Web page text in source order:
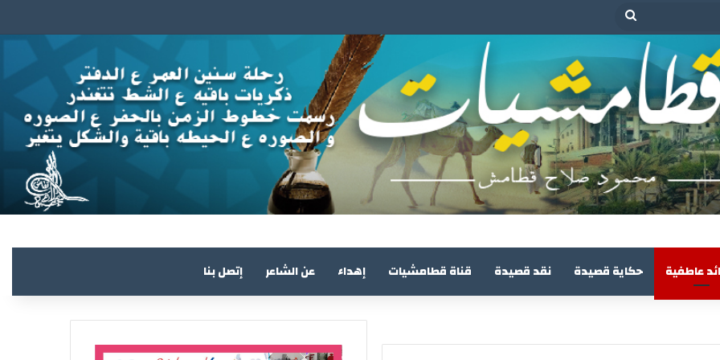
بحث
عاطفية حكاية قصيدة نقد قصيدة قناة قطامشيات إهداء عن الشاعر إتصل بنا